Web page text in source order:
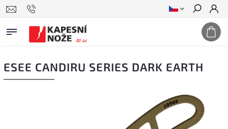
Hledat
ESEE CANDIRU SERIES DARK EARTH